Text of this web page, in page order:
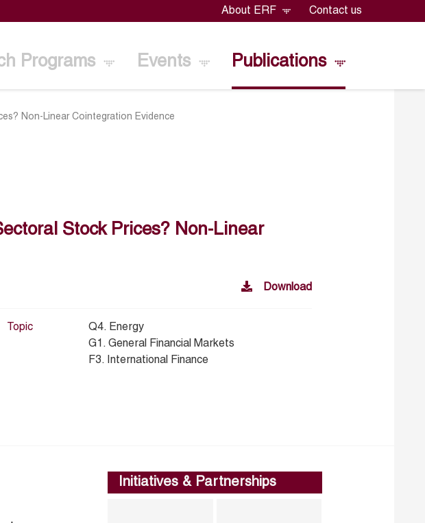
About ERF Contact us
Programs Events Publications
Non-Linear Cointegration Evidence
Stock Prices? Non-Linear
Download
Topic
Q4. Energy
G1. General Financial Markets
F3. International Finance
Initiatives & Partnerships